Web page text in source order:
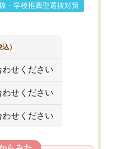
・学校推薦型選抜対策
込）
せください
せください
せください